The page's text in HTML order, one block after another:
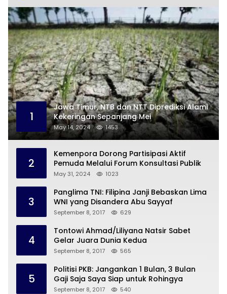
1
Jawa Timur, NTB dan NTT Diprediksi Alami
Kekeringan Sepanjang Mei
May 14, 2024 1453
2
Kemenpora Dorong Partisipasi Aktif
Pemuda Melalui Forum Konsultasi Publik
May 31, 2024 1023
3
Panglima TNI: Filipina Janji Bebaskan Lima
WNI yang Disandera Abu Sayyaf
September 8, 2017 629
4
Tontowi Ahmad/Liliyana Natsir Sabet
Gelar Juara Dunia Kedua
September 8, 2017 565
5
Politisi PKB: Jangankan 1 Bulan, 3 Bulan
Gaji Saja Saya Siap untuk Rohingya
September 8, 2017 540